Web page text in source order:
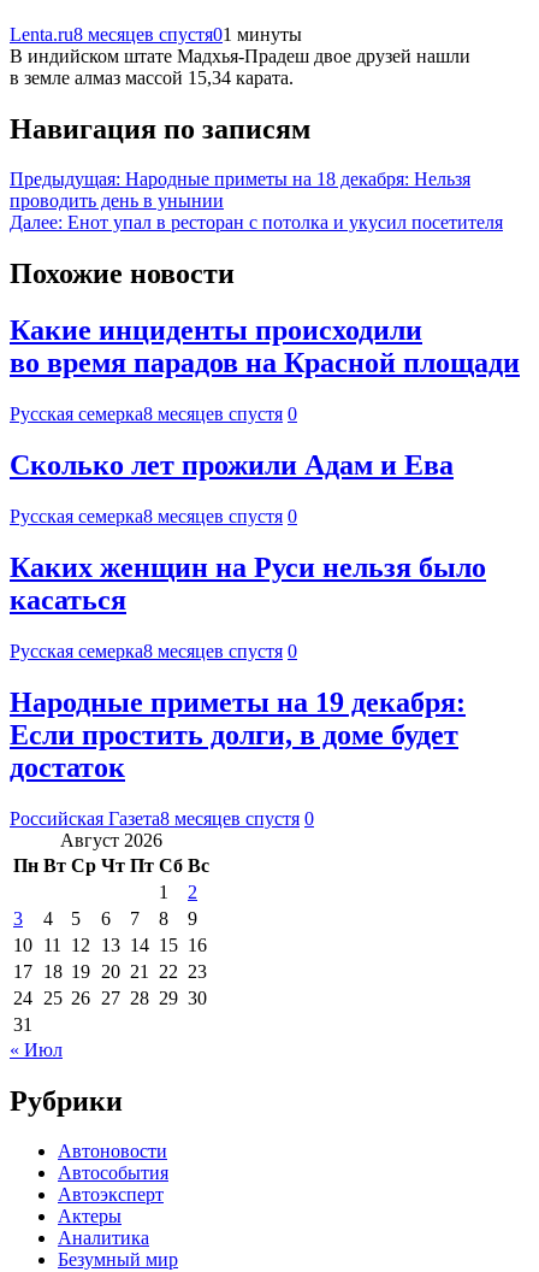
Lenta.ru8 месяцев спустя01 минуты
В индийском штате Мадхья-Прадеш двое друзей нашли
в земле алмаз массой 15,34 карата.
Навигация по записям
Предыдущая: Народные приметы на 18 декабря: Нельзя
проводить день в унынии
Далее: Енот упал в ресторан с потолка и укусил посетителя
Похожие новости
Какие инциденты происходили
во время парадов на Красной площади
Русская семерка8 месяцев спустя 0
Сколько лет прожили Адам и Ева
Русская семерка8 месяцев спустя 0
Каких женщин на Руси нельзя было
касаться
Русская семерка8 месяцев спустя 0
Народные приметы на 19 декабря:
Если простить долги, в доме будет
достаток
Российская Газета8 месяцев спустя 0
Август 2026
Пн Вт Ср Чт Пт Сб Вс
1
2
3
4 5 6 7 8
9
10 11 12 13 14 15 16
17 18 19 20 21 22 23
24 25 26 27 28 29 30
31
« Июл
Рубрики
Автоновости
Автособытия
Автоэксперт
Актеры
Аналитика
Безумный мир